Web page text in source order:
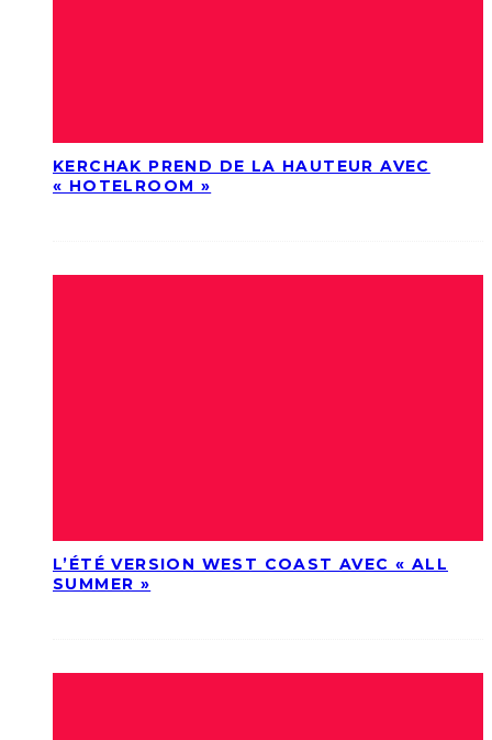
KERCHAK PREND DE LA HAUTEUR AVEC
« HOTELROOM »
L’ÉTÉ VERSION WEST COAST AVEC « ALL
SUMMER »